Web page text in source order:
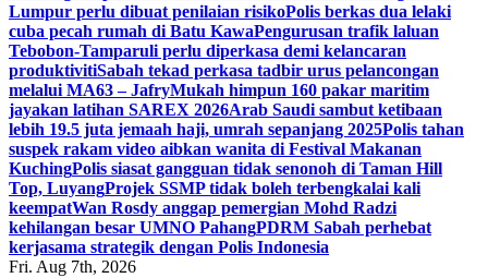
Lumpur perlu dibuat penilaian risikoPolis berkas dua lelaki
cuba pecah rumah di Batu KawaPengurusan trafik laluan
Tebobon-Tamparuli perlu diperkasa demi kelancaran
produktivitiSabah tekad perkasa tadbir urus pelancongan
melalui MA63 – JafryMukah himpun 160 pakar maritim
jayakan latihan SAREX 2026Arab Saudi sambut ketibaan
lebih 19.5 juta jemaah haji, umrah sepanjang 2025Polis tahan
suspek rakam video aibkan wanita di Festival Makanan
KuchingPolis siasat gangguan tidak senonoh di Taman Hill
Top, LuyangProjek SSMP tidak boleh terbengkalai kali
keempatWan Rosdy anggap pemergian Mohd Radzi
kehilangan besar UMNO PahangPDRM Sabah perhebat
kerjasama strategik dengan Polis Indonesia
Fri. Aug 7th, 2026